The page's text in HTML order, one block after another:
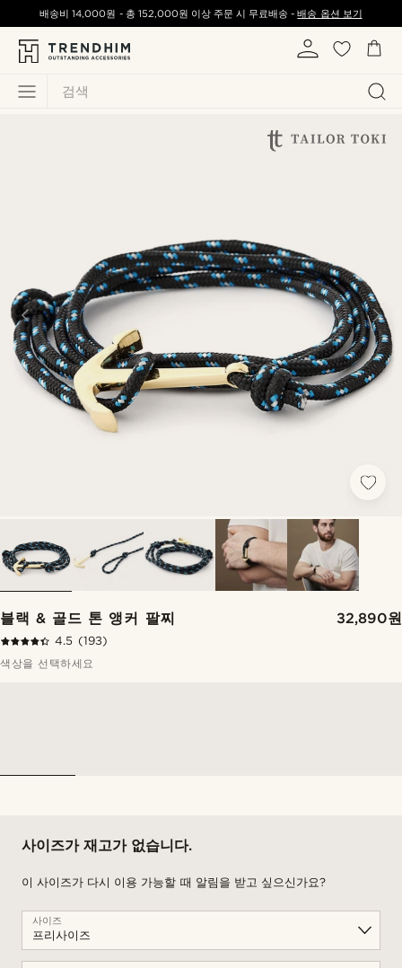
검색
배송비14,000원 - 총 152,000원 이상 주문 시 무료배송 -배송 옵션 보기
블랙 & 골드 톤 앵커 팔찌 32,890원
4.5 (193)
색상을 선택하세요
사이즈가 재고가 없습니다.
이 사이즈가 다시 이용 가능할 때 알림을 받고 싶으신가요?
사이즈